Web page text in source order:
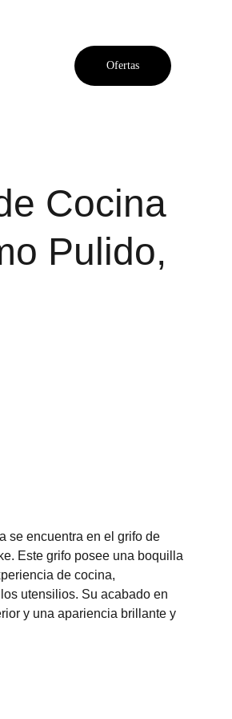
Ofertas
Cocina
Pulido,
se encuentra en el grifo de
Este grifo posee una boquilla
de cocina,
utensilios. Su acabado en
y una apariencia brillante y